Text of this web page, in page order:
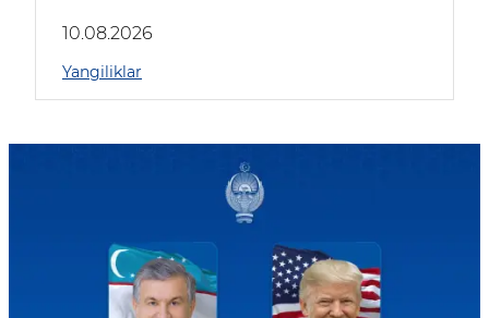
10.08.2026
Yangiliklar